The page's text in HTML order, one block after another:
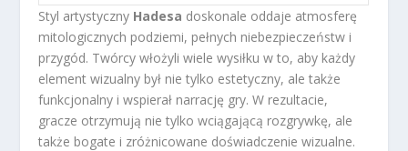
Styl artystyczny Hadesa doskonale oddaje atmosferę
mitologicznych podziemi, pełnych niebezpieczeństw i
przygód. Twórcy włożyli wiele wysiłku w to, aby każdy
element wizualny był nie tylko estetyczny, ale także
funkcjonalny i wspierał narrację gry. W rezultacie,
gracze otrzymują nie tylko wciągającą rozgrywkę, ale
także bogate i zróżnicowane doświadczenie wizualne.